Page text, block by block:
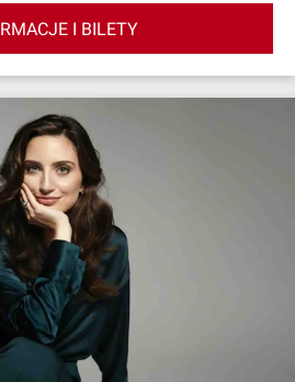
I BILETY